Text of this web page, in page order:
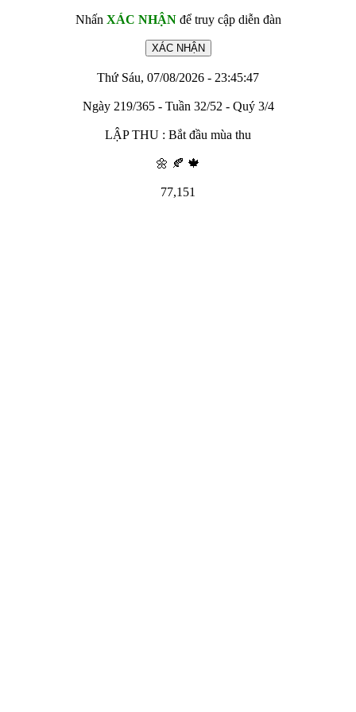
Nhấn XÁC NHẬNđể truy cập diễn đàn
Thứ Sáu, 07/08/2026 - 23:45:47
Ngày 219/365 - Tuần 32/52 - Quý 3/4
LẬP THU : Bắt đầu mùa thu
🌼 🍂 🍁
77,151